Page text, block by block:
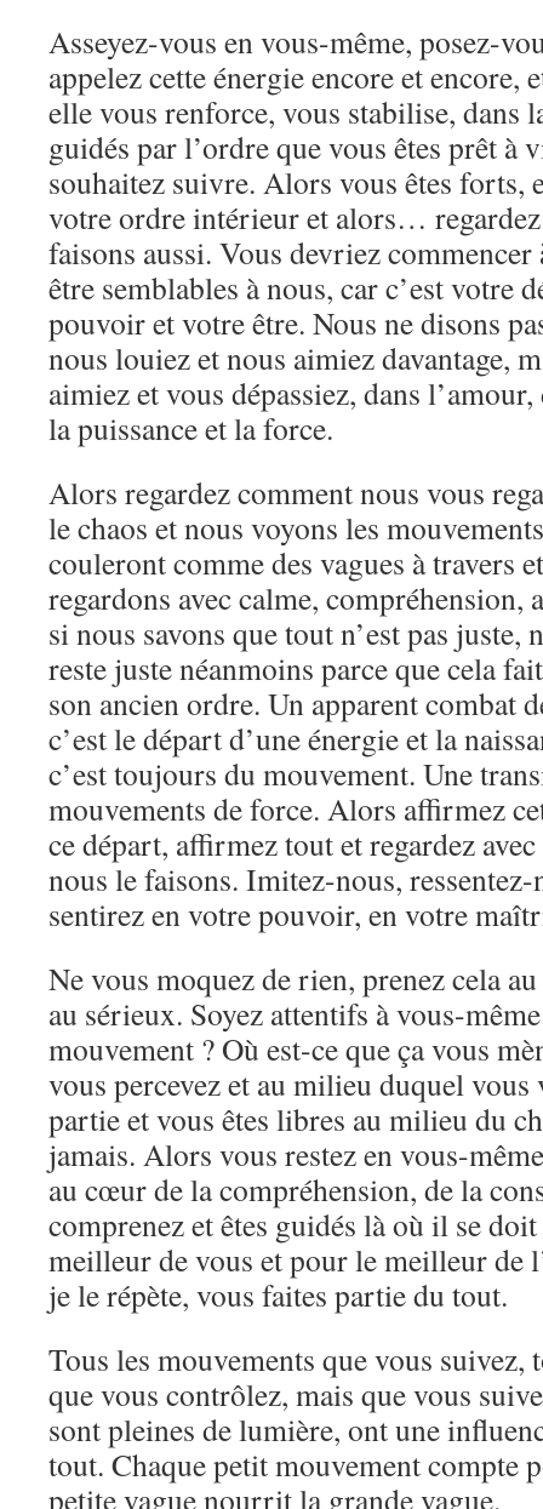
Asseyez-vous en vous-même, posez-
appelez cette énergie encore et encore,
elle vous renforce, vous stabilise, dans
guidés par l’ordre que vous êtes prêt à
souhaitez suivre. Alors vous êtes forts,
votre ordre intérieur et alors…
faisons aussi. Vous devriez commencer
être semblables à nous, car c’est votre
pouvoir et votre être. Nous ne disons
nous louiez et nous aimiez davantage,
aimiez et vous dépassiez, dans
la puissance et la force.
Alors regardez comment nous vous
le chaos et nous voyons les
couleront comme des vagues à travers
regardons avec calme, compréhension,
si nous savons que tout n’est pas juste,
reste juste néanmoins parce que cela
son ancien ordre. Un apparent combat
c’est le départ d’une énergie et la
c’est toujours du mouvement. Une
mouvements de force. Alors affirmez
ce départ, affirmez tout et regardez
nous le faisons. Imitez-nous,
sentirez en votre pouvoir, en votre
Ne vous moquez de rien, prenez cela
au sérieux. Soyez attentifs à vous-
mouvement ? Où est-ce que ça vous
vous percevez et au milieu duquel vous
partie et vous êtes libres au milieu du
jamais. Alors vous restez en vous-
au cœur de la compréhension, de la
comprenez et êtes guidés là où il se
meilleur de vous et pour le meilleur de
je le répète, vous faites partie du tout.
Tous les mouvements que vous suivez,
que vous contrôlez, mais que vous
sont pleines de lumière, ont une
tout. Chaque petit mouvement compte
petite vague nourrit la grande vague.